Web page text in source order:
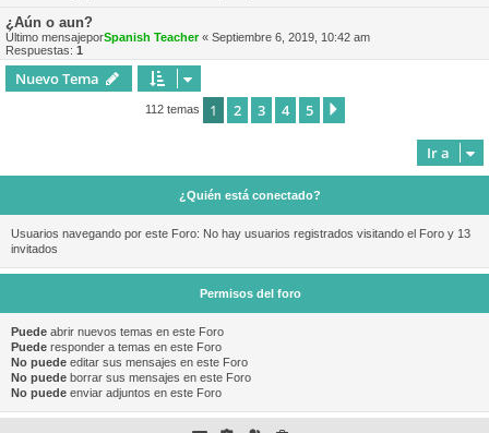
¿Aún o aun?
Último mensajeporSpanish Teacher« Septiembre 6, 2019, 10:42 am
Respuestas: 1
Nuevo Tema
112 temas 1 2 3 4 5
Ir a
¿Quién está conectado?
Usuarios navegando por este Foro: No hay usuarios registrados visitando el Foro y 13
invitados
Permisos del foro
Puede abrir nuevos temas en este Foro
Puede responder a temas en este Foro
No puede editar sus mensajes en este Foro
No puede borrar sus mensajes en este Foro
No puede enviar adjuntos en este Foro